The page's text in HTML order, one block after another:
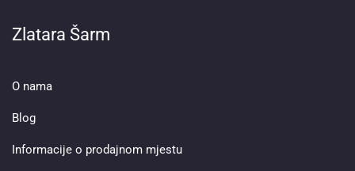
Zlatara Šarm
O nama
Blog
Informacije o prodajnom mjestu